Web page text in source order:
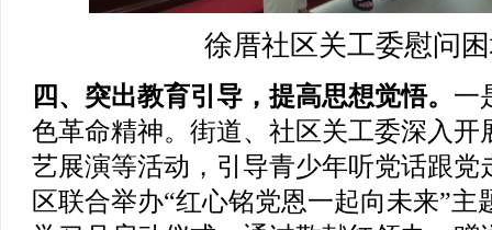
徐厝社区关工委慰问
四、突出教育引导，提高思想觉悟。 一
色革命精神。 街道、社区关工委深入开
艺展演等活动，引导青少年听党话跟
区联合举办“红心铭党恩一起向未来”